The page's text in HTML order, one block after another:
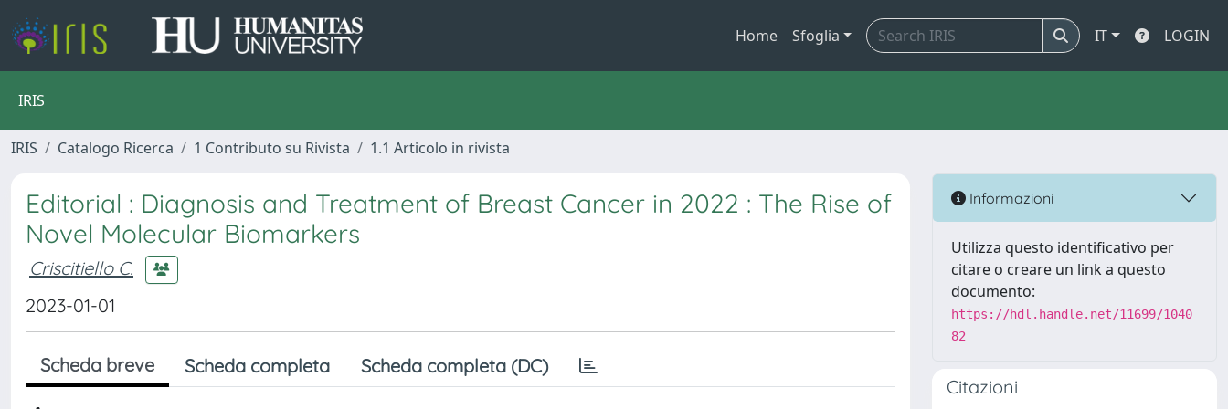
Home Sfoglia IT LOGIN
IRIS
IRIS Catalogo Ricerca 1 Contributo su Rivista 1.1 Articolo in rivista
Editorial : Diagnosis and Treatment of Breast Cancer in 2022 : The Rise of
Novel Molecular Biomarkers
Criscitiello C.
2023-01-01
Scheda breve Scheda completa Scheda completa (DC)
Informazioni
Utilizza questo identificativo per
citare o creare un link a questo
documento:
https://hdl.handle.net/11699/1040
82
Citazioni